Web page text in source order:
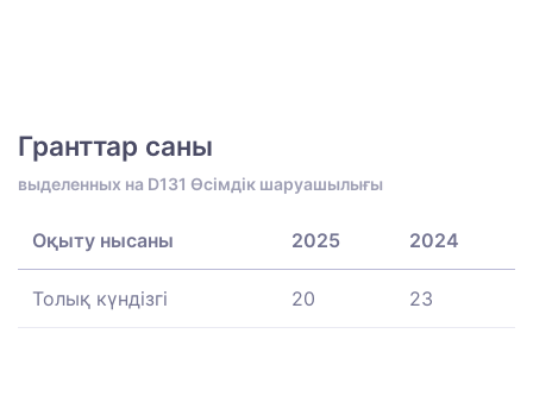
Гранттар саны
выделенных на D131 Өсімдік шаруашылығы
Оқыту нысаны 2025 2024
Толық күндізгі 20 23